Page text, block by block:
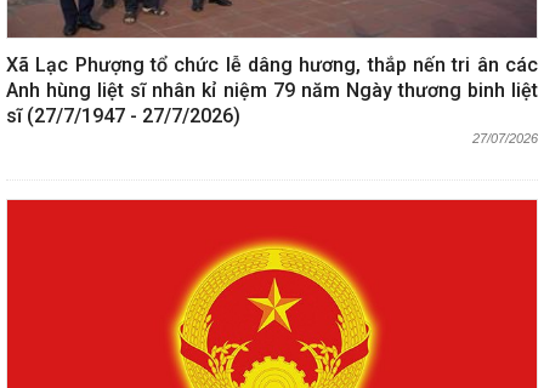
Xã Lạc Phượng tổ chức lễ dâng hương, thắp nến tri ân các
Anh hùng liệt sĩ nhân kỉ niệm 79 năm Ngày thương binh liệt
sĩ (27/7/1947 - 27/7/2026)
27/07/2026